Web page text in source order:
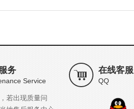
务
Service
若出现质量问
在线客服
QQ